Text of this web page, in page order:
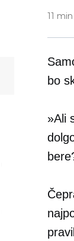
11
bo
»Ali